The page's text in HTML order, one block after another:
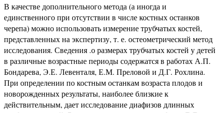
В качестве дополнительного метода (а иногда и
единственного при отсутствии в числе костных останков
черепа) можно использовать измерение трубчатых костей,
представленных на экспертизу, т. е. остеометрический метод
исследования. Сведения .о размерах трубчатых костей у детей
в различные возрастные периоды содержатся в работах А.П.
Бондарева, Э.Е. Левенталя, Е.М. Преловой и Д.Г. Рохлина.
При определении по костным останкам возраста плодов и
новорожденных результаты, наиболее близкие к
действительным, дает исследование диафизов длинных